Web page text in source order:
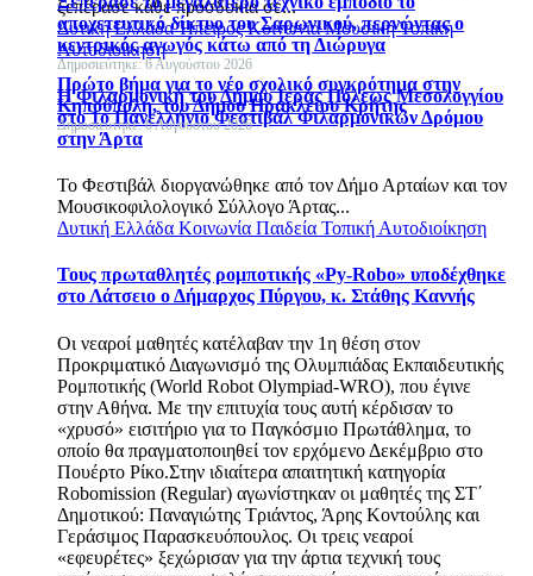
ξεπέρασε κάθε προσδοκία σε...
Δυτική ΕλλάδαΉπειροςΚοινωνίαΜουσικήΤοπική
Αυτοδιοίκηση
Η Φιλαρμονική του Δήμου Ιεράς Πόλεως Μεσολογγίου
στο 1ο Πανελλήνιο Φεστιβάλ Φιλαρμονικών Δρόμου
στην Άρτα
Το Φεστιβάλ διοργανώθηκε από τον Δήμο Αρταίων και τον
Μουσικοφιλολογικό Σύλλογο Άρτας...
Δυτική Ελλάδα Κοινωνία Παιδεία Τοπική Αυτοδιοίκηση
Τους πρωταθλητές ρομποτικής «Py-Robo» υποδέχθηκε
στο Λάτσειο ο Δήμαρχος Πύργου, κ. Στάθης Καννής
Οι νεαροί μαθητές κατέλαβαν την 1η θέση στον
Προκριματικό Διαγωνισμό της Ολυμπιάδας Εκπαιδευτικής
Ρομποτικής (World Robot Olympiad-WRO), που έγινε
στην Αθήνα. Με την επιτυχία τους αυτή κέρδισαν το
«χρυσό» εισιτήριο για το Παγκόσμιο Πρωτάθλημα, το
οποίο θα πραγματοποιηθεί τον ερχόμενο Δεκέμβριο στο
Πουέρτο Ρίκο.Στην ιδιαίτερα απαιτητική κατηγορία
Robomission (Regular) αγωνίστηκαν οι μαθητές της ΣΤ΄
Δημοτικού: Παναγιώτης Τριάντος, Άρης Κοντούλης και
Γεράσιμος Παρασκευόπουλος. Οι τρεις νεαροί
«εφευρέτες» ξεχώρισαν για την άρτια τεχνική τους
αποχετευτικό δίκτυο του Σαρωνικού, περνώντας ο
κεντρικός αγωγός κάτω από τη Διώρυγα
Δημοσιεύτηκε: 6 Αυγούστου 2026
Πρώτο βήμα για το νέο σχολικό συγκρότημα στην
Κηπούπολη, του Δήμου Ηρακλείου Κρήτης
Δημοσιεύτηκε: 6 Αυγούστου 2026